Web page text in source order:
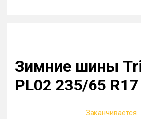
Зимние шины
PL02 235/65
Заканчивается